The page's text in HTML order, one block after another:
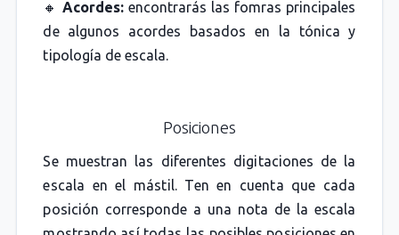
🔸 Acordes: encontrarás las fomras principales
de algunos acordes basados en la tónica y
tipología de escala.
Posiciones
Se muestran las diferentes digitaciones de la
escala en el mástil. Ten en cuenta que cada
posición corresponde a una nota de la escala